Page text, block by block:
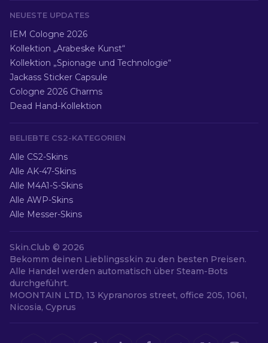
NEUESTE UPDATES
IEM Cologne 2026
Kollektion „Arabeske Kunst“
Kollektion „Spionage und Technologie“
Jackass Sticker Capsule
Cologne 2026 Charms
Dead Hand-Kollektion
BELIEBTE CS2-KATEGORIEN
Alle CS2-Skins
Alle AK-47-Skins
Alle M4A1-S-Skins
Alle AWP-Skins
Alle Messer-Skins
Skin.Club © 2026
Bekomm deinen Lieblingsskin zu den besten Preisen.
Alle Handel werden automatisch über Steam-Bots
durchgeführt.
MOONTAIN LTD, 13 Kypranoros street, office 205, 1061,
Nicosia, Cyprus